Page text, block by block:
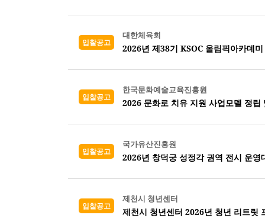
입찰공고
대한체육회
2026년 제38기 KSOC 올림픽아카데
입찰공고
한국문화예술교육진흥원
2026 문화로 치유 지원 사업모델 정립
입찰공고
국가유산진흥원
2026년 창덕궁 성정각 권역 전시 운영
입찰공고
제천시 청년센터
제천시 청년센터 2026년 청년 리트릿